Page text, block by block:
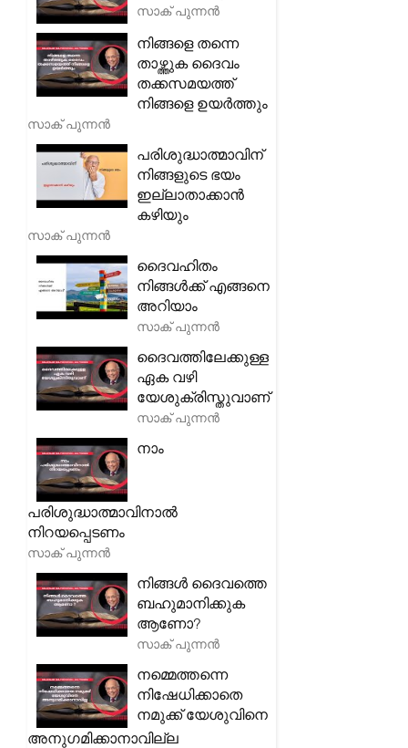
സാക് പുന്നൻ
നിങ്ങളെ തന്നെ
താഴ്ത്തുക ദൈവം
തക്കസമയത്ത്
നിങ്ങളെ ഉയർത്തും
സാക് പുന്നൻ
പരിശുദ്ധാത്മാവിന്
നിങ്ങളുടെ ഭയം
ഇല്ലാതാക്കാൻ
കഴിയും
സാക് പുന്നൻ
ദൈവഹിതം
നിങ്ങൾക്ക് എങ്ങനെ
അറിയാം
സാക് പുന്നൻ
ദൈവത്തിലേക്കുള്ള
ഏക വഴി
യേശുക്രിസ്തുവാണ്
സാക് പുന്നൻ
നാം
പരിശുദ്ധാത്മാവിനാൽ
നിറയപ്പെടണം
സാക് പുന്നൻ
നിങ്ങൾ ദൈവത്തെ
ബഹുമാനിക്കുക
ആണോ?
സാക് പുന്നൻ
നമ്മെത്തന്നെ
നിഷേധിക്കാതെ
നമുക്ക് യേശുവിനെ
അനുഗമിക്കാനാവില്ല